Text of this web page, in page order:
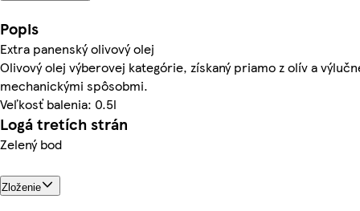
Popis
Extra panenský olivový olej
Olivový olej výberovej kategórie, získaný priamo z olív a
mechanickými spôsobmi.
Veľkosť balenia: 0.5l
Logá tretích strán
Zelený bod
Zloženie